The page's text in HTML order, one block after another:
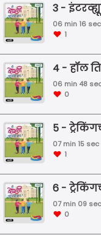
3 -
06 min 16 sec
1
06 min 48
0
5 -
07 min 15 sec
1
6 -
07 min 09 sec
0